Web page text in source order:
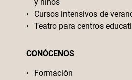
Cursos intensivos de
Teatro para centros
CONÓCENOS
Formación